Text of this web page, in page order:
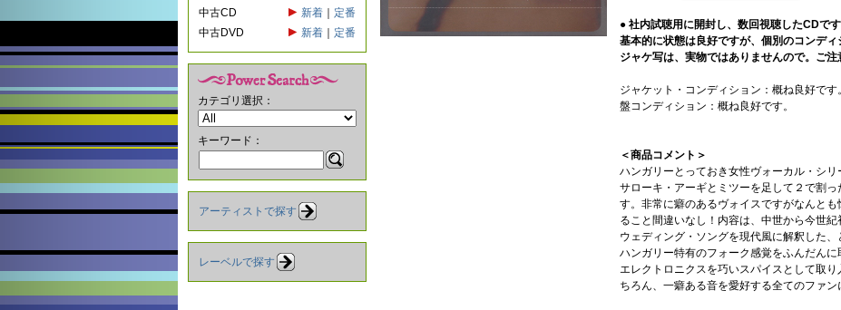
中古CD
新着
定番
中古DVD
新着 定番
カテゴリ選択：
キーワード：
アーティストで探す
レーベルで探す
● 社内試聴用に開封し、数回視聴したCDで
基本的に状態は良好ですが、個別のコンディ
ジャケ写は、実物ではありませんので。ご注
ジャケット・コンディション：概ね良好です。
盤コンディション：概ね良好です。
＜商品コメント＞
ハンガリーとっておき女性ヴォーカル・シリ
サローキ・アーギとミツーを足して２で割
す。非常に癖のあるヴォイスですがなんと
ること間違いなし！内容は、中世から今世
ウェディング・ソングを現代風に解釈した、
ハンガリー特有のフォーク感覚をふんだん
エレクトロニクスを巧いスパイスとして取
ちろん、一癖ある音を愛好する全てのファン